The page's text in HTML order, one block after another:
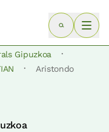
Gipuzkoa ·
· Aristondo